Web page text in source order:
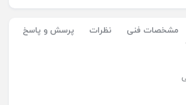
مشخصات فنی نظرات پرسش و پاسخ